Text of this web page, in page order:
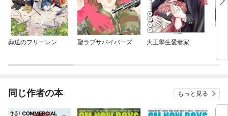
葬送のフリーレン 聖ラブサバイバーズ 大正學生愛妻家
同じ作者の本 もっと見る